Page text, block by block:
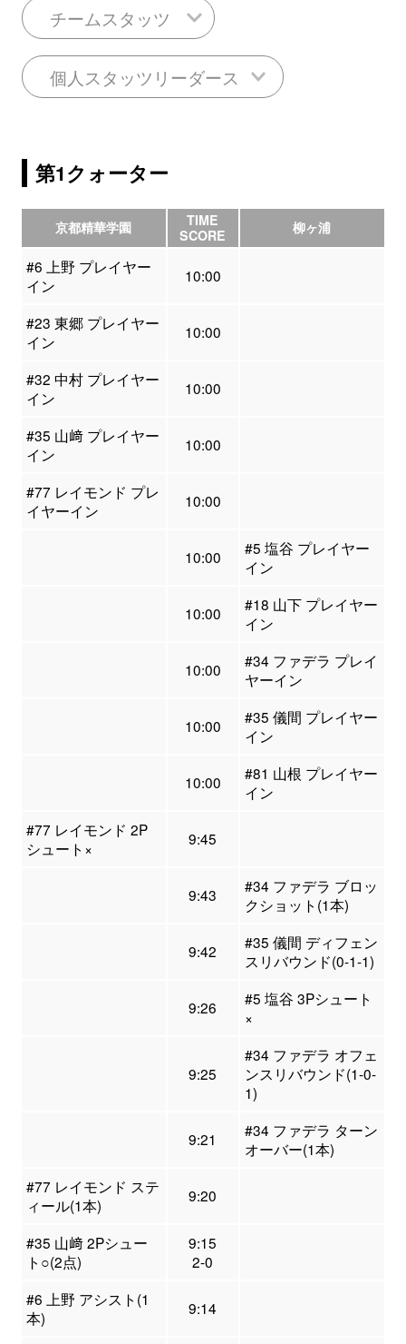
チームスタッツ
個人スタッツリーダース
第1クォーター
京都精華学園
TIME
SCORE
柳ヶ浦
#6 上野 プレイヤー
イン
10:00
#23 東郷 プレイヤー
イン
10:00
#32 中村 プレイヤー
イン
10:00
#35 山﨑 プレイヤー
イン
10:00
#77 レイモンド プレ
イヤーイン
10:00
10:00
#5 塩谷 プレイヤー
イン
10:00
#18 山下 プレイヤー
イン
10:00
#34 ファデラ プレイ
ヤーイン
10:00
#35 儀間 プレイヤー
イン
10:00
#81 山根 プレイヤー
イン
#77 レイモンド 2P
シュート×
9:45
9:43
#34 ファデラ ブロッ
クショット(1本)
9:42
#35 儀間 ディフェン
スリバウンド(0-1-1)
9:26
#5 塩谷 3Pシュート
×
9:25
#34 ファデラ オフェ
ンスリバウンド(1-0-
1)
9:21
#34 ファデラ ターン
オーバー(1本)
#77 レイモンド ステ
ィール(1本)
9:20
#35 山﨑 2Pシュー
ト○(2点)
9:15
2-0
#6 上野 アシスト(1
本)
9:14